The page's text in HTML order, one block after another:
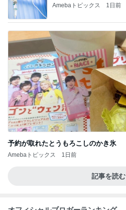
Amebaトピックス 1日前
予約が取れたとうもろこしのかき氷
Amebaトピックス 1日前
記事を読む